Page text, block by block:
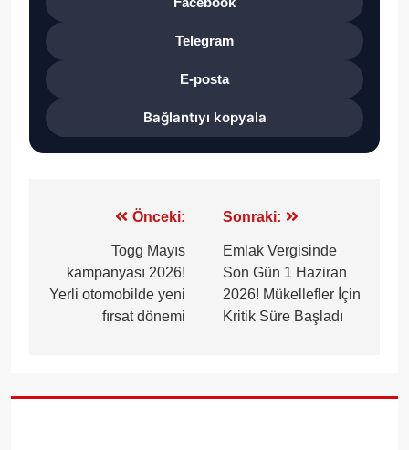
Telegram
E-posta
Bağlantıyı kopyala
gezinmesi
Önceki:
Togg Mayıs
kampanyası 2026!
Yerli otomobilde yeni
fırsat dönemi
Sonraki:
Emlak Vergisinde
Son Gün 1 Haziran
2026! Mükellefler İçin
Kritik Süre Başladı